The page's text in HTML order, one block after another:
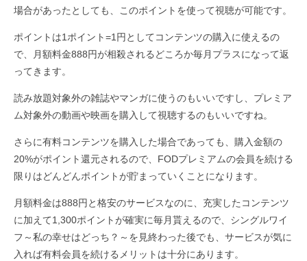
場合があったとしても、このポイントを使って視聴が可能です。
ポイントは1ポイント=1円としてコンテンツの購入に使えるの
で、月額料金888円が相殺されるどころか毎月プラスになって返
ってきます。
読み放題対象外の雑誌やマンガに使うのもいいですし、プレミア
ム対象外の動画や映画を購入して視聴するのもいいですね。
さらに有料コンテンツを購入した場合であっても、購入金額の
20%がポイント還元されるので、FODプレミアムの会員を続ける
限りはどんどんポイントが貯まっていくことになります。
月額料金は888円と格安のサービスなのに、充実したコンテンツ
に加えて1,300ポイントが確実に毎月貰えるので、シングルワイ
フ～私の幸せはどっち？～を見終わった後でも、サービスが気に
入れば有料会員を続けるメリットは十分にあります。